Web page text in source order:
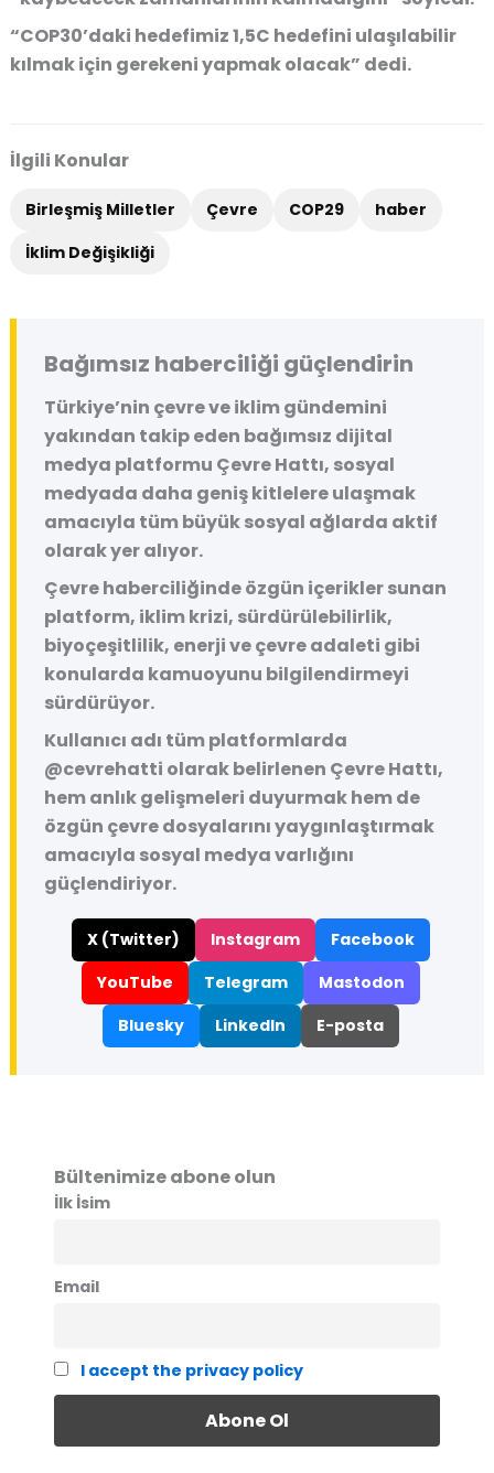
“COP30’daki hedefimiz 1,5C hedefini ulaşılabilir
kılmak için gerekeni yapmak olacak” dedi.
İlgili Konular
Birleşmiş Milletler Çevre COP29
haber
İklim Değişikliği
Bağımsız haberciliği güçlendirin
Türkiye’nin çevre ve iklim gündemini
yakından takip eden bağımsız dijital
medya platformu Çevre Hattı, sosyal
medyada daha geniş kitlelere ulaşmak
amacıyla tüm büyük sosyal ağlarda aktif
olarak yer alıyor.
Çevre haberciliğinde özgün içerikler sunan
platform, iklim krizi, sürdürülebilirlik,
biyoçeşitlilik, enerji ve çevre adaleti gibi
konularda kamuoyunu bilgilendirmeyi
sürdürüyor.
Kullanıcı adı tüm platformlarda
@cevrehatti olarak belirlenen Çevre Hattı,
hem anlık gelişmeleri duyurmak hem de
özgün çevre dosyalarını yaygınlaştırmak
amacıyla sosyal medya varlığını
güçlendiriyor.
X (Twitter) Instagram
Facebook
YouTube
Telegram
Mastodon
Bluesky
LinkedIn E-posta
Bültenimize abone olun
İlk İsim
Email
I accept the privacy policy